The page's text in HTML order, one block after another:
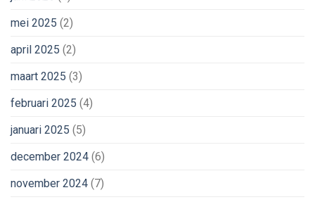
mei 2025 (2)
april 2025 (2)
maart 2025 (3)
februari 2025 (4)
januari 2025 (5)
december 2024 (6)
november 2024 (7)